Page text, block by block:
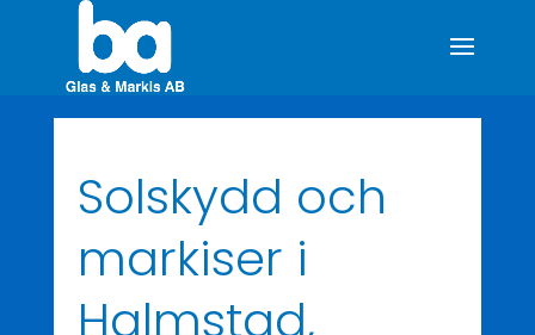
Solskydd och
markiser i
Halmstad,